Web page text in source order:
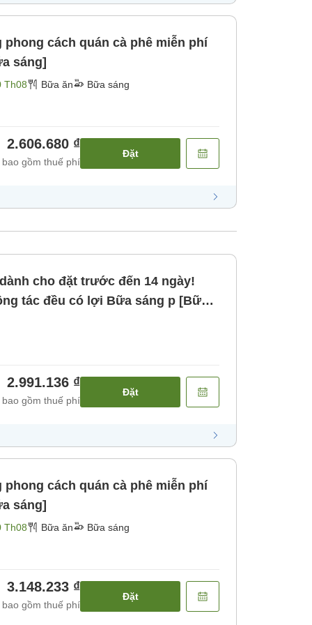
cách quán cà phê miễn phí
sáng]
Th08 Bữa ăn Bữa sáng
2.606.680 ₫
gồm thuế phí
Đặt
cho đặt trước đến 14 ngày!
có lợi Bữa sáng p [Bữa
2.991.136 ₫
gồm thuế phí
Đặt
cách quán cà phê miễn phí
sáng]
Th08 Bữa ăn Bữa sáng
3.148.233 ₫
gồm thuế phí
Đặt